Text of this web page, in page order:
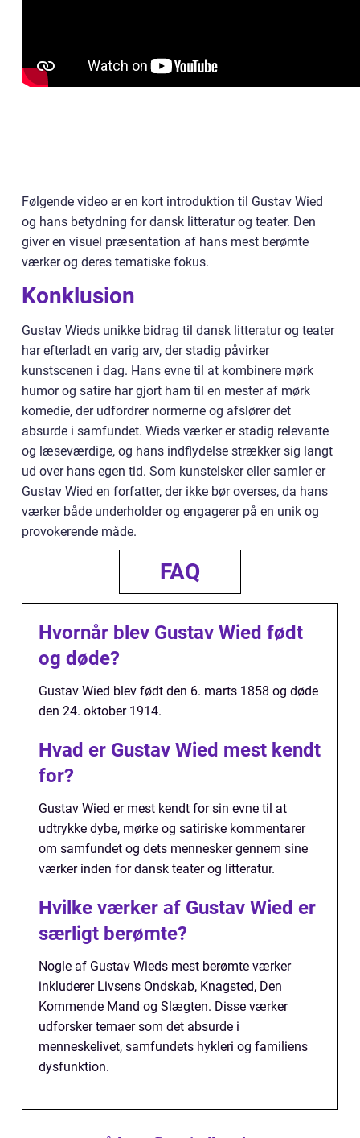
Følgende video er en kort introduktion til Gustav Wied
og hans betydning for dansk litteratur og teater. Den
giver en visuel præsentation af hans mest berømte
værker og deres tematiske fokus.
Konklusion
Gustav Wieds unikke bidrag til dansk litteratur og teater
har efterladt en varig arv, der stadig påvirker
kunstscenen i dag. Hans evne til at kombinere mørk
humor og satire har gjort ham til en mester af mørk
komedie, der udfordrer normerne og afslører det
absurde i samfundet. Wieds værker er stadig relevante
og læseværdige, og hans indflydelse strækker sig langt
ud over hans egen tid. Som kunstelsker eller samler er
Gustav Wied en forfatter, der ikke bør overses, da hans
værker både underholder og engagerer på en unik og
provokerende måde.
FAQ
Hvornår blev Gustav Wied født
og døde?
Gustav Wied blev født den 6. marts 1858 og døde
den 24. oktober 1914.
Hvad er Gustav Wied mest kendt
for?
Gustav Wied er mest kendt for sin evne til at
udtrykke dybe, mørke og satiriske kommentarer
om samfundet og dets mennesker gennem sine
værker inden for dansk teater og litteratur.
Hvilke værker af Gustav Wied er
særligt berømte?
Nogle af Gustav Wieds mest berømte værker
inkluderer Livsens Ondskab, Knagsted, Den
Kommende Mand og Slægten. Disse værker
udforsker temaer som det absurde i
menneskelivet, samfundets hykleri og familiens
dysfunktion.